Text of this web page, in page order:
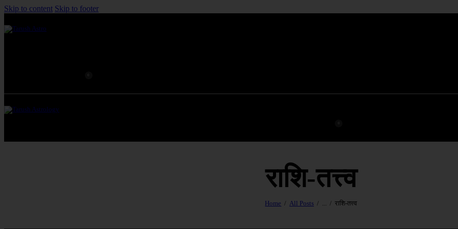
Skip to content Skip to footer
राशि-तत्त्व
Home All Posts ... राशि-तत्त्व